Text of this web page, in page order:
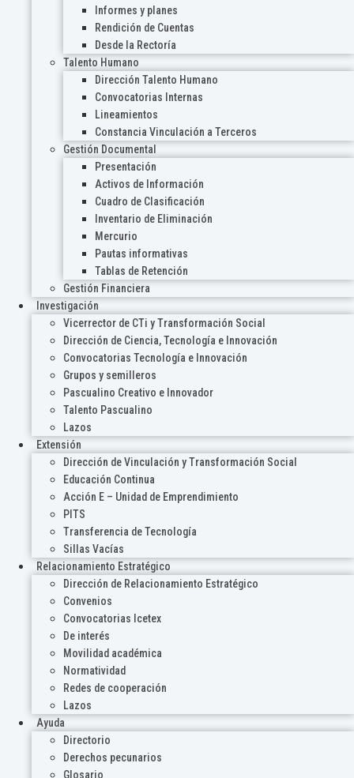
Informes y planes
Rendición de Cuentas
Desde la Rectoría
Talento Humano
Dirección Talento Humano
Convocatorias Internas
Lineamientos
Constancia Vinculación a Terceros
Gestión Documental
Presentación
Activos de Información
Cuadro de Clasificación
Inventario de Eliminación
Mercurio
Pautas informativas
Tablas de Retención
Gestión Financiera
Investigación
Vicerrector de CTi y Transformación Social
Dirección de Ciencia, Tecnología e Innovación
Convocatorias Tecnología e Innovación
Grupos y semilleros
Pascualino Creativo e Innovador
Talento Pascualino
Lazos
Extensión
Dirección de Vinculación y Transformación Social
Educación Continua
Acción E – Unidad de Emprendimiento
PITS
Transferencia de Tecnología
Sillas Vacías
Relacionamiento Estratégico
Dirección de Relacionamiento Estratégico
Convenios
Convocatorias Icetex
De interés
Movilidad académica
Normatividad
Redes de cooperación
Lazos
Ayuda
Directorio
Derechos pecunarios
Glosario